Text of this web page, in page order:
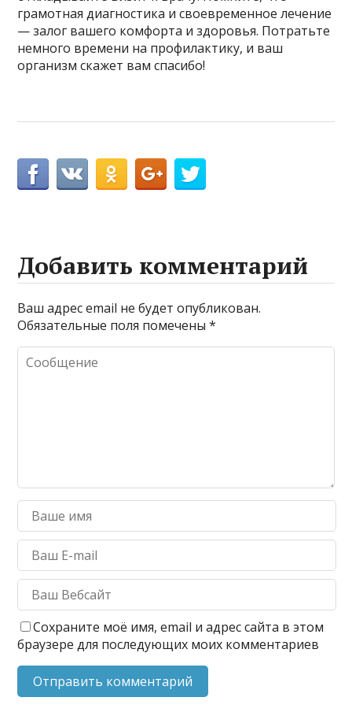
грамотная диагностика и своевременное лечение
— залог вашего комфорта и здоровья. Потратьте
немного времени на профилактику, и ваш
организм скажет вам спасибо!
Добавить комментарий
Ваш адрес email не будет опубликован.
Обязательные поля помечены*
Сохраните моё имя, email и адрес сайта в этом
браузере для последующих моих комментариев